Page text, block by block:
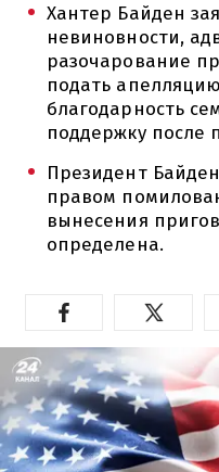
Хантер Байден
невиновности,
разочарование
подать
благодарность
поддержку после
Президент
правом
вынесения
определена.